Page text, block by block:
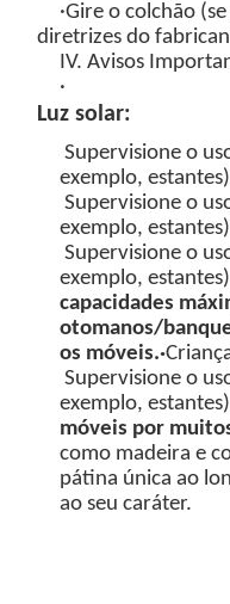
·Gire o colchão
diretrizes do
IV. Avisos
·
Luz solar:
Supervisione o
exemplo,
Supervisione o
exemplo,
Supervisione o
exemplo,
capacidades
otomanos/
os móveis.·
Supervisione o
exemplo,
móveis por
como madeira e
pátina única ao
ao seu caráter.